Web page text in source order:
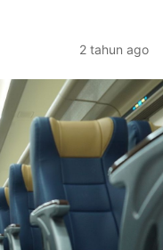
2 tahun ago